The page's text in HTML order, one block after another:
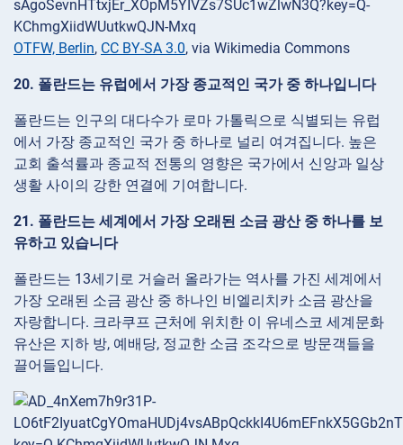
OTFW, Berlin, CC BY-SA 3.0, via Wikimedia Commons
20. 폴란드는 유럽에서 가장 종교적인 국가 중 하나입니다
폴란드는 인구의 대다수가 로마 가톨릭으로 식별되는 유럽
에서 가장 종교적인 국가 중 하나로 널리 여겨집니다. 높은
교회 출석률과 종교적 전통의 영향은 국가에서 신앙과 일상
생활 사이의 강한 연결에 기여합니다.
21. 폴란드는 세계에서 가장 오래된 소금 광산 중 하나를 보
유하고 있습니다
폴란드는 13세기로 거슬러 올라가는 역사를 가진 세계에서
가장 오래된 소금 광산 중 하나인 비엘리치카 소금 광산을
자랑합니다. 크라쿠프 근처에 위치한 이 유네스코 세계문화
유산은 지하 방, 예배당, 정교한 소금 조각으로 방문객들을
끌어들입니다.